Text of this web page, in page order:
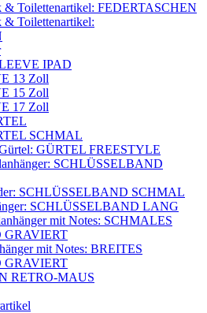
& Toilettenartikel: FEDERTASCHEN
& Toilettenartikel:
IPAD
13 Zoll
15 Zoll
17 Zoll
SCHMAL
GÜRTEL FREESTYLE
SCHLÜSSELBAND
SCHLÜSSELBAND SCHMAL
SCHLÜSSELBAND LANG
mit Notes: SCHMALES
GRAVIERT
mit Notes: BREITES
GRAVIERT
RETRO-MAUS